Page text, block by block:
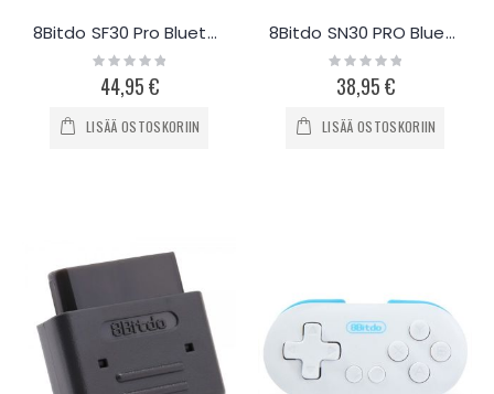
8Bitdo SF30 Pro Bluetooth peliohjain
Rating:
0%
44,95 €
LISÄÄ OSTOSKORIIN
8Bitdo SN30 PRO Bluetooth Retro peliohjain
Rating:
0%
38,95 €
LISÄÄ OSTOSKORIIN